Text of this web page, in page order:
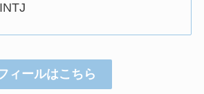
ィールはこちら